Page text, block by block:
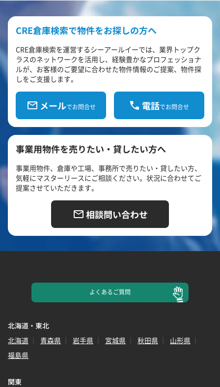
CRE倉庫検索で物件をお探しの方へ
CRE倉庫検索を運営するシーアールイーでは、業界トップク
ラスのネットワークを活用し、経験豊かなプロフェッショナ
ルが、お客様のご要望に合わせた物件情報のご提案、物件探
しをご支援します。
メールでお問合せ 電話でお問合せ
事業用物件を売りたい・貸したい方へ
事業用物件、倉庫や工場、事務所で売りたい・貸したい方、
気軽にマスターリースにご相談ください。状況に合わせてご
提案させていただきます。
相談問い合わせ
よくあるご質問
北海道・東北
北海道
青森県 岩手県 宮城県 秋田県
山形県
福島県
関東